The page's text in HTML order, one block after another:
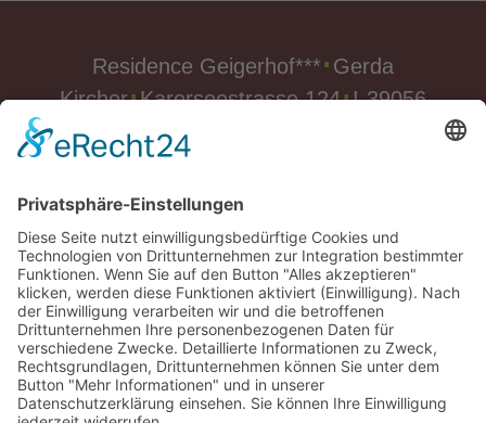
Residence Geigerhof*** ∎ Gerda
Kircher ∎ Karerseestrasse 124 ∎ I-39056
Welschnofen
Tel. + Fax
6259
info@geigerhof.it

Anfahrt
© Residence Geigerhof*** Impressum